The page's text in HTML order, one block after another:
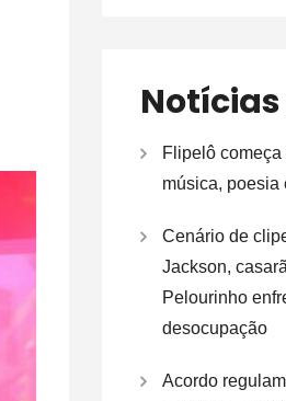
Flipelô
música, poesia
Cenário de
Jackson,
Pelourinho
desocupação
Acordo